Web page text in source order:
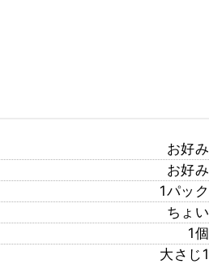
お好み
お好み
1パック
ちょい
1個
大さじ1